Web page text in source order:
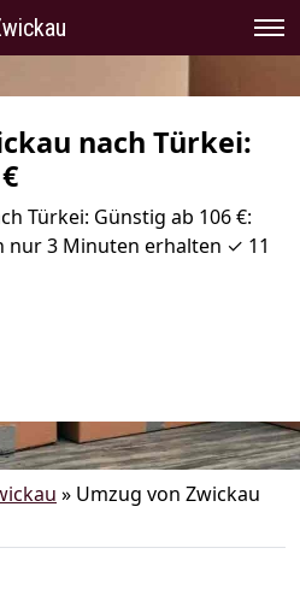
nach Türkei:
Türkei: Günstig ab 106 €:
nur 3 Minuten erhalten ✓ 11
» Umzug von Zwickau